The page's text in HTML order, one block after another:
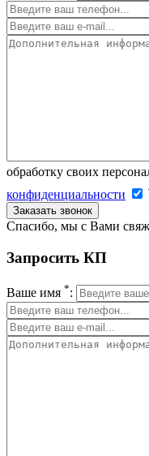
обработку своих
конфиденциальности
Заказать звонок
Спасибо, мы с Вами
Запросить КП
Ваше имя *: